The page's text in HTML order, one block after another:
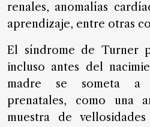
Videos
de
noticias
FAQ
renales, anomalías
aprendizaje, entre otras
El síndrome de Turner
incluso antes del
madre se someta a
prenatales, como una
muestra de